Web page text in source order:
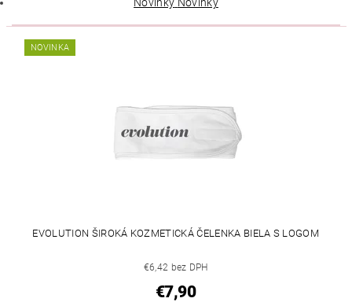
NOVINKA
EVOLUTION ŠIROKÁ KOZMETICKÁ ČELENKA BIELA S LOGOM
€6,42 bez DPH
€7,90